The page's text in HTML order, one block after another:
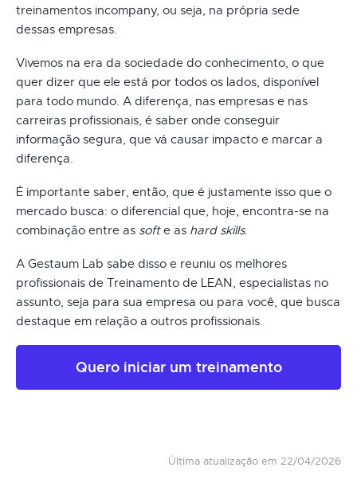
treinamentos incompany, ou seja, na própria sede
dessas empresas.
Vivemos na era da sociedade do conhecimento, o que
quer dizer que ele está por todos os lados, disponível
para todo mundo. A diferença, nas empresas e nas
carreiras profissionais, é saber onde conseguir
informação segura, que vá causar impacto e marcar a
diferença.
É importante saber, então, que é justamente isso que o
mercado busca: o diferencial que, hoje, encontra-se na
combinação entre as softe as hard skills.
A Gestaum Lab sabe disso e reuniu os melhores
profissionais de Treinamento de LEAN, especialistas no
assunto, seja para sua empresa ou para você, que busca
destaque em relação a outros profissionais.
Quero iniciar um treinamento
Última atualização em 22/04/2026